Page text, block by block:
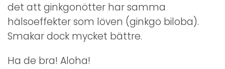
det att ginkgonötter har samma
hälsoeffekter som löven (ginkgo biloba).
Smakar dock mycket bättre.
Ha de bra! Aloha!